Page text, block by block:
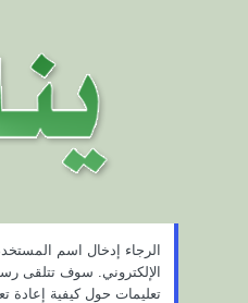
الرجاء إدخال اسم
الإلكتروني. سوف تتلقى
تعليمات حول كيفية إعادة